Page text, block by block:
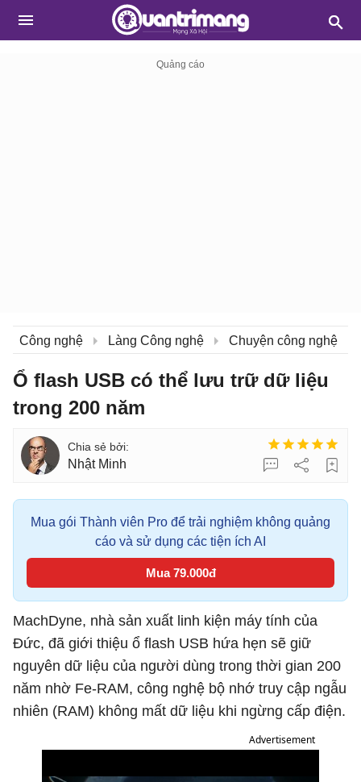
Công nghệ Làng Công nghệ Chuyện công nghệ
Ổ flash USB có thể lưu trữ dữ liệu
trong 200 năm
Nhật Minh
Mua gói Thành viên Pro để trải nghiệm không quảng
cáo và sử dụng các tiện ích AI
Mua 79.000đ
MachDyne, nhà sản xuất linh kiện máy tính của
Đức, đã giới thiệu ổ flash USB hứa hẹn sẽ giữ
nguyên dữ liệu của người dùng trong thời gian 200
năm nhờ Fe-RAM, công nghệ bộ nhớ truy cập ngẫu
nhiên (RAM) không mất dữ liệu khi ngừng cấp điện.
Advertisement